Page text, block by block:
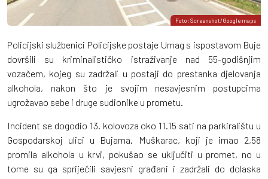
Foto: Screenshot/Google maps
Policijski službenici Policijske postaje Umag s ispostavom Buje
dovršili su kriminalističko istraživanje nad 55-godišnjim
vozačem, kojeg su zadržali u postaji do prestanka djelovanja
alkohola, nakon što je svojim nesavjesnim postupcima
ugrožavao sebe i druge sudionike u prometu.
Incident se dogodio 13. kolovoza oko 11.15 sati na parkiralištu u
Gospodarskoj ulici u Bujama. Muškarac, koji je imao 2,58
promila alkohola u krvi, pokušao se uključiti u promet, no u
tome su ga spriječili savjesni građani i zadržali do dolaska